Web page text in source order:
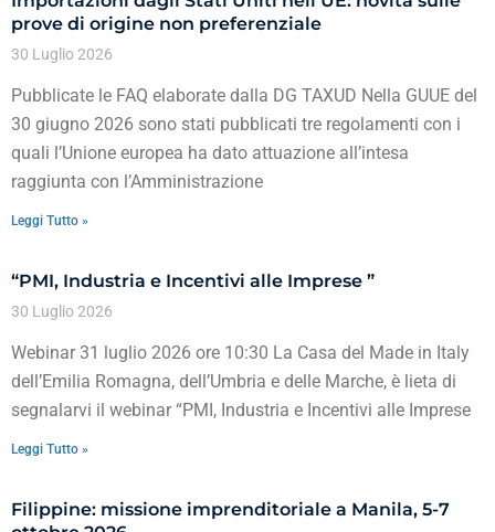
prove di origine non preferenziale
30 Luglio 2026
Pubblicate le FAQ elaborate dalla DG TAXUD Nella GUUE del
30 giugno 2026 sono stati pubblicati tre regolamenti con i
quali l’Unione europea ha dato attuazione all’intesa
raggiunta con l’Amministrazione
Leggi Tutto »
“PMI, Industria e Incentivi alle Imprese ”
30 Luglio 2026
Webinar 31 luglio 2026 ore 10:30 La Casa del Made in Italy
dell’Emilia Romagna, dell’Umbria e delle Marche, è lieta di
segnalarvi il webinar “PMI, Industria e Incentivi alle Imprese
Leggi Tutto »
Filippine: missione imprenditoriale a Manila, 5-7